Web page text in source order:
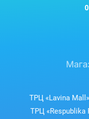
ТРЦ «Lavina
ТРЦ «Respublika